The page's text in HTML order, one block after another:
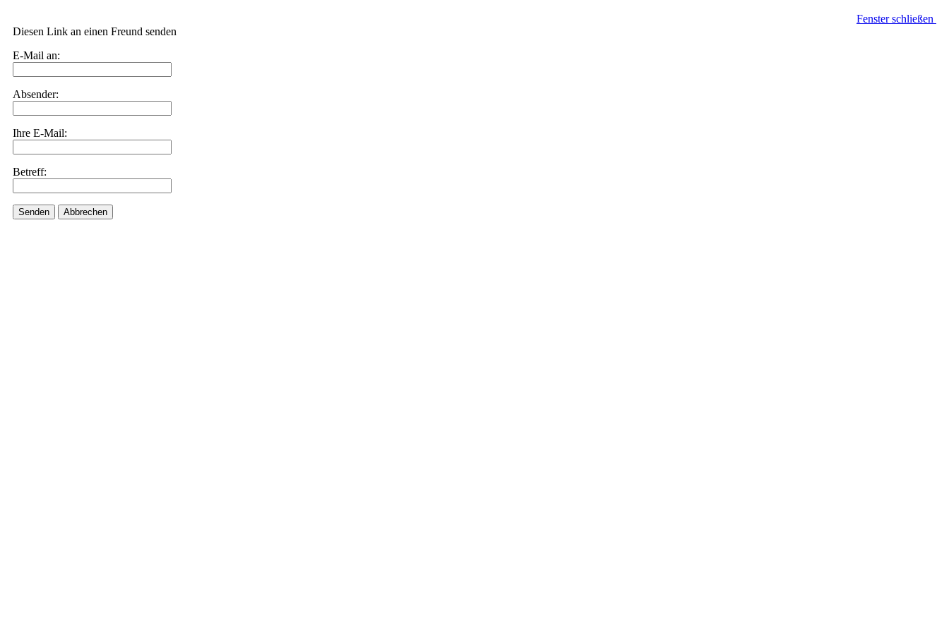
Fenster schließen
Diesen Link an einen Freund senden
E-Mail an:
Absender:
Ihre E-Mail:
Betreff:
Senden Abbrechen